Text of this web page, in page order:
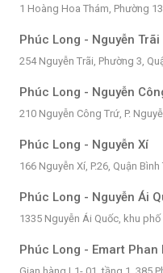
1 Hoàng Hoa Thám, Phường
Phúc Long - Nguyễn Trãi
254 Nguyễn Trãi, Phường 3,
Phúc Long - Nguyễn
210 Nguyễn Công Trứ, P.
Phúc Long - Nguyễn Xí
166 Nguyễn Xí, P.26, Quận
Phúc Long - Nguyễn Ái
1335 Nguyễn Ái Quốc, khu phố
Phúc Long - Emart Phan